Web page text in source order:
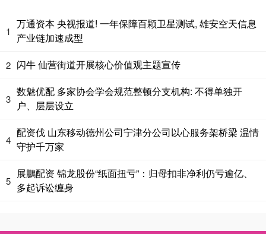
1
万通资本 央视报道! 一年保障百颗卫星测试, 雄安空天信息
产业链加速成型
2 闪牛 仙营街道开展核心价值观主题宣传
3
数魅优配 多家协会学会规范整顿分支机构: 不得单独开
户、层层设立
4
配资伐 山东移动德州公司宁津分公司以心服务架桥梁 温情
守护千万家
5
展鵬配资 锦龙股份“纸面扭亏”：归母扣非净利仍亏逾亿、
多起诉讼缠身